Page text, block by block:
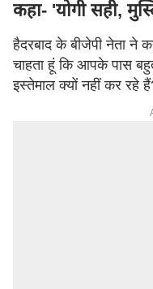
कहा- 'योगी सही,
हैदरबाद के बीजेपी नेता ने
चाहता हूं कि आपके पास
इस्तेमाल क्यों नहीं कर रहे